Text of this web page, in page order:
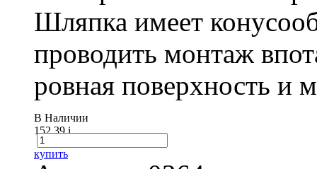
Шляпка имеет
проводить монтаж
ровная поверхность и
В Наличии
152.39i
купить